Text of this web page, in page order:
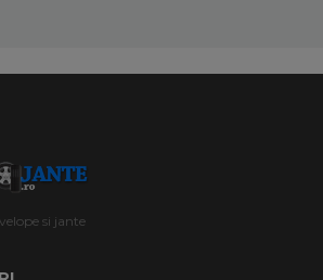
si jante